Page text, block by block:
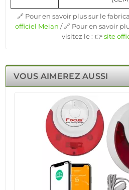
🔗 Pour en savoir plus sur le
officiel Meian / 🔗 Pour en savoir
visitez le : 👉site
VOUS AIMEREZ AUSSI